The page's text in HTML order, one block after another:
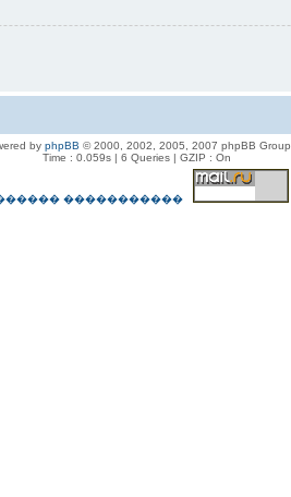
by phpBB © 2000, 2002, 2005, 2007 phpBB Group
Time : 0.059s | 6 Queries | GZIP : On